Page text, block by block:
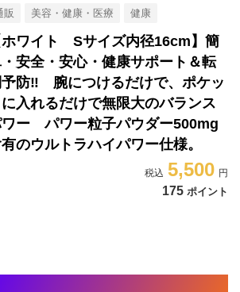
販 美容・健康・医療 健康
ホワイト Sサイズ内径16cm】簡
安全・安心・健康サポート＆転
防‼ 腕につけるだけで、ポケッ
に入れるだけで無限大のバランス
ー パワー粒子パウダー500mg
のウルトラハイパワー仕様。
5,500
175 ポイント